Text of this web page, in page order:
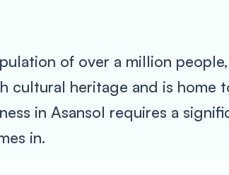
of over a million people,
cultural heritage and is home
in Asansol requires a
in.